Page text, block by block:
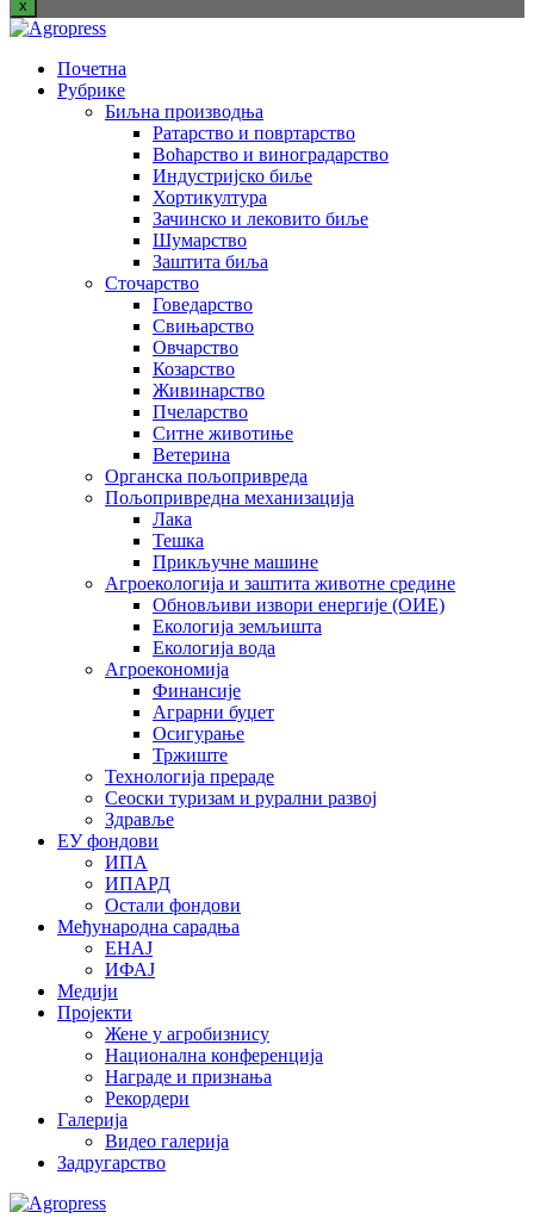
x
Почетна
Рубрике
Биљна производња
Ратарство и повртарство
Воћарство и виноградарство
Индустријско биље
Хортикултура
Зачинско и лековито биље
Шумарство
Заштита биља
Сточарство
Говедарство
Свињарство
Овчарство
Козарство
Живинарство
Пчеларство
Ситне животиње
Ветерина
Органска пољопривреда
Пољопривредна механизација
Лака
Тешка
Прикључне машине
Агроекологија и заштита животне средине
Обновљиви извори енергије (ОИЕ)
Екологија земљишта
Екологија вода
Агроекономија
Финансије
Аграрни буџет
Осигурање
Тржиште
Технологија прераде
Сеоски туризам и рурални развој
Здравље
ЕУ фондови
ИПА
ИПАРД
Остали фондови
Међународна сарадња
ЕНАЈ
ИФАЈ
Медији
Пројекти
Жене у агробизнису
Национална конференција
Награде и признања
Рекордери
Галерија
Видео галерија
Задругарство